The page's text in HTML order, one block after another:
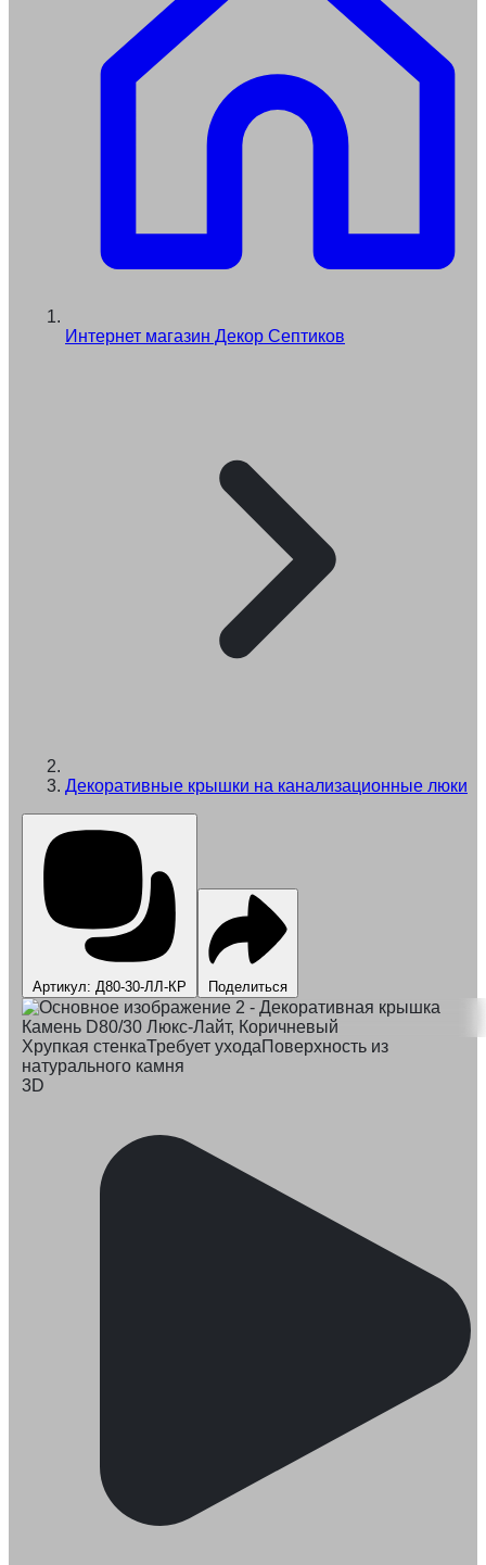
Интернет магазин Декор Септиков
Декоративные крышки на канализационные люки
Артикул: Д80-30-ЛЛ-КР Поделиться
Хрупкая стенкаТребует уходаПоверхность из
натурального камня
3D